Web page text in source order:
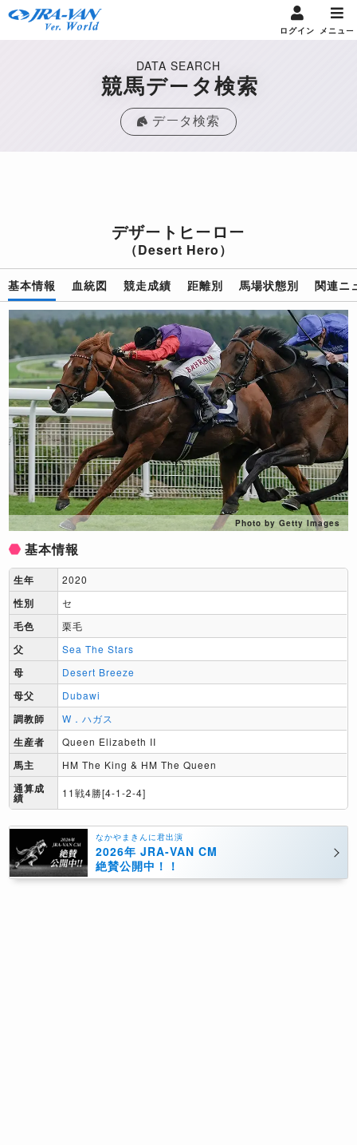
ログイン メニュー
DATA SEARCH
競馬データ検索
データ検索
デザートヒーロー
（Desert Hero）
基本情報 血統図 競走成績 距離別 馬場状態別 関連ニ
Photo by Getty Images
基本情報
生年 2020
性別 セ
毛色 栗毛
父 Sea The Stars
母 Desert Breeze
母父 Dubawi
調教師 W．ハガス
生産者 Queen Elizabeth II
馬主 HM The King & HM The Queen
通算成
績 11戦4勝[4-1-2-4]
なかやまきんに君出演
2026年 JRA-VAN CM
絶賛公開中！！